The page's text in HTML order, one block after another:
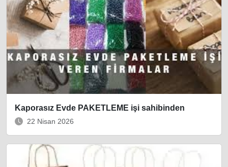
Kaporasız Evde PAKETLEME işi sahibinden
22 Nisan 2026